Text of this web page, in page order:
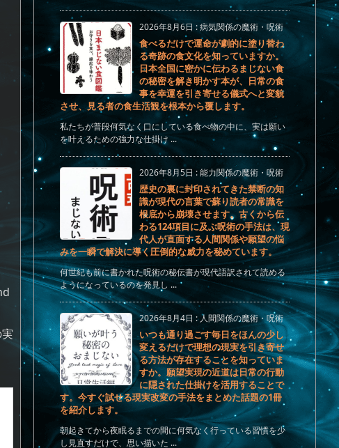
2026年8月6日 :病気関係の魔術・呪術
食べるだけで運命が劇的に塗り替わ
る奇跡の食文化を知っていますか。
日本全国に密かに伝わるまじない食
の秘密を解き明かす本が、日常の食
事を幸運を引き寄せる儀式へと変貌
させ、見る者の食生活観を根本から覆します。
私たちが普段何気なく口にしている食べ物の中に、実は願い
を叶えるための強力な仕掛け ...
2026年8月5日 :能力関係の魔術・呪術
歴史の裏に封印されてきた禁断の知
識が現代の言葉で蘇り読者の常識を
根底から崩壊させます。古くから伝
わる124項目に及ぶ呪術の手法は、現
代人が直面する人間関係や願望の悩
みを一瞬で解決に導く圧倒的な威力を秘めています。
何世紀も前に書かれた呪術の秘伝書が現代語訳されて読める
ようになっているのを発見し ...
2026年8月4日 :人間関係の魔術・呪術
いつも通り過ごす毎日をほんの少し
変えるだけで理想の現実を引き寄せ
る方法が存在することを知っていま
すか。願望実現の近道は日常の行動
に隠された仕掛けを活用することで
す。今すぐ試せる現実改変の手法をまとめた話題の1冊
を紹介します。
朝起きてから夜眠るまでの間に何気なく行っている習慣を少
し見直すだけで、思い描いた ...